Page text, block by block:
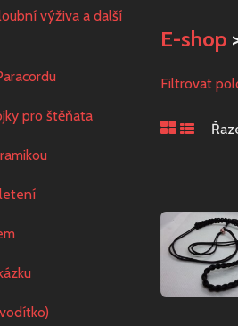
výživa a další
pro štěňata
E-shop
Filtrovat